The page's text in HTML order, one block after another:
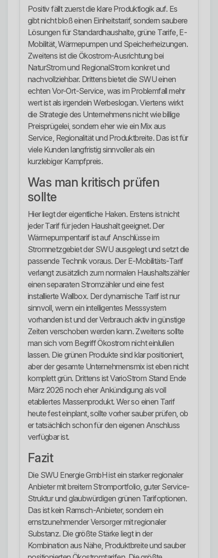
Positiv fällt zuerst die klare Produktlogik auf. Es
gibt nicht bloß einen Einheitstarif, sondern saubere
Lösungen für Standardhaushalte, grüne Tarife, E-
Mobilität, Wärmepumpen und Speicherheizungen.
Zweitens ist die Ökostrom-Ausrichtung bei
NaturStrom und RegionalStrom konkret und
nachvollziehbar. Drittens bietet die SWU einen
echten Vor-Ort-Service, was im Problemfall mehr
wert ist als irgendein Werbeslogan. Viertens wirkt
die Strategie des Unternehmens nicht wie billige
Preisprügelei, sondern eher wie ein Mix aus
Service, Regionalität und Produktbreite. Das ist für
viele Kunden langfristig sinnvoller als ein
kurzlebiger Kampfpreis.
Was man kritisch prüfen
sollte
Hier liegt der eigentliche Haken. Erstens ist nicht
jeder Tarif für jeden Haushalt geeignet. Der
Wärmepumpentarif ist auf Anschlüsse im
Stromnetzgebiet der SWU ausgelegt und setzt die
passende Technik voraus. Der E-Mobilitäts-Tarif
verlangt zusätzlich zum normalen Haushaltszähler
einen separaten Stromzähler und eine fest
installierte Wallbox. Der dynamische Tarif ist nur
sinnvoll, wenn ein intelligentes Messsystem
vorhanden ist und der Verbrauch aktiv in günstige
Zeiten verschoben werden kann. Zweitens sollte
man sich vom Begriff Ökostrom nicht einlullen
lassen. Die grünen Produkte sind klar positioniert,
aber der gesamte Unternehmensmix ist eben nicht
komplett grün. Drittens ist VarioStrom Stand Ende
März 2026 noch eher Ankündigung als voll
etabliertes Massenprodukt. Wer so einen Tarif
heute fest einplant, sollte vorher sauber prüfen, ob
er tatsächlich schon für den eigenen Anschluss
verfügbar ist.
Fazit
Die SWU Energie GmbH ist ein starker regionaler
Anbieter mit breitem Stromportfolio, guter Service-
Struktur und glaubwürdigen grünen Tarifoptionen.
Das ist kein Ramsch-Anbieter, sondern ein
ernstzunehmender Versorger mit regionaler
Substanz. Die größte Stärke liegt in der
Kombination aus Nähe, Produktbreite und sauber